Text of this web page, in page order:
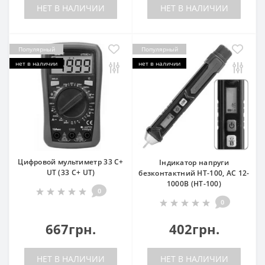
НЕТ В НАЛИЧИИ НЕТ В НАЛИЧИИ
Популярный
нет в наличии
Цифровой мультиметр 33 С+
UT (33 С+ UT)
0
667грн.
НЕТ В НАЛИЧИИ
Популярный
нет в наличии
Індикатор напруги
безконтактний HT-100, AC 12-
1000В (HT-100)
0
402грн.
НЕТ В НАЛИЧИИ